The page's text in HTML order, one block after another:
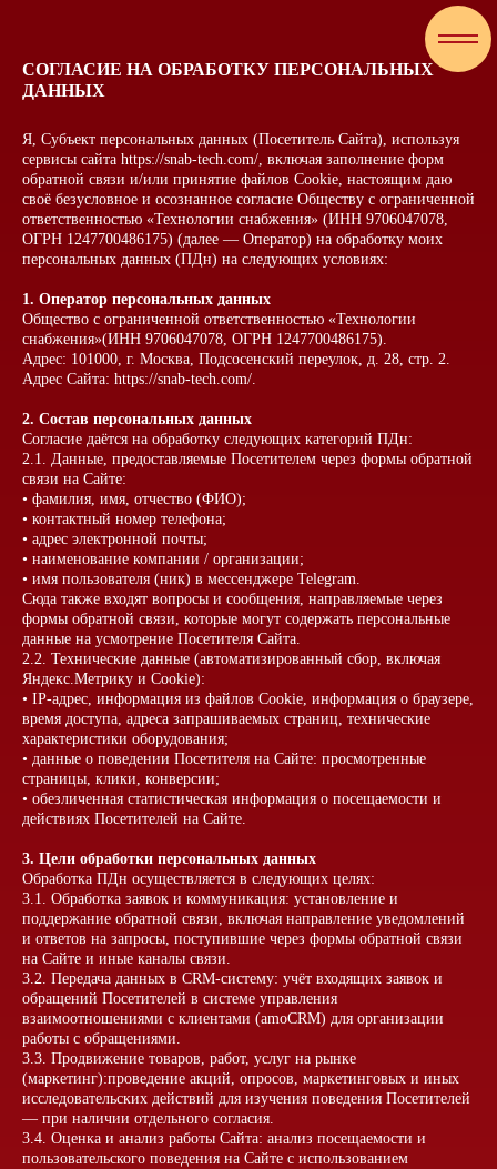
СОГЛАСИЕ НА ОБРАБОТКУ ПЕРСОНАЛЬНЫХ
ДАННЫХ
Я, Субъект персональных данных (Посетитель Сайта), используя
сервисы сайта https://snab-tech.com/, включая заполнение форм
обратной связи и/или принятие файлов Cookie, настоящим даю
своё безусловное и осознанное согласие Обществу с ограниченной
ответственностью «Технологии снабжения» (ИНН 9706047078,
ОГРН 1247700486175) (далее — Оператор) на обработку моих
персональных данных (ПДн) на следующих условиях:
1. Оператор персональных данных
Общество с ограниченной ответственностью «Технологии
снабжения»(ИНН 9706047078, ОГРН 1247700486175).
Адрес: 101000, г. Москва, Подсосенский переулок, д. 28, стр. 2.
Адрес Сайта: https://snab-tech.com/.
2. Состав персональных данных
Согласие даётся на обработку следующих категорий ПДн:
2.1. Данные, предоставляемые Посетителем через формы обратной
связи на Сайте:
• фамилия, имя, отчество (ФИО);
• контактный номер телефона;
• адрес электронной почты;
• наименование компании / организации;
• имя пользователя (ник) в мессенджере Telegram.
Сюда также входят вопросы и сообщения, направляемые через
формы обратной связи, которые могут содержать персональные
данные на усмотрение Посетителя Сайта.
2.2. Технические данные (автоматизированный сбор, включая
Яндекс.Метрику и Cookie):
• IP-адрес, информация из файлов Cookie, информация о браузере,
время доступа, адреса запрашиваемых страниц, технические
характеристики оборудования;
• данные о поведении Посетителя на Сайте: просмотренные
страницы, клики, конверсии;
• обезличенная статистическая информация о посещаемости и
действиях Посетителей на Сайте.
3. Цели обработки персональных данных
Обработка ПДн осуществляется в следующих целях:
3.1. Обработка заявок и коммуникация: установление и
поддержание обратной связи, включая направление уведомлений
и ответов на запросы, поступившие через формы обратной связи
на Сайте и иные каналы связи.
3.2. Передача данных в CRM-систему: учёт входящих заявок и
обращений Посетителей в системе управления
взаимоотношениями с клиентами (amoCRM) для организации
работы с обращениями.
3.3. Продвижение товаров, работ, услуг на рынке
(маркетинг):проведение акций, опросов, маркетинговых и иных
исследовательских действий для изучения поведения Посетителей
— при наличии отдельного согласия.
3.4. Оценка и анализ работы Сайта: анализ посещаемости и
пользовательского поведения на Сайте с использованием